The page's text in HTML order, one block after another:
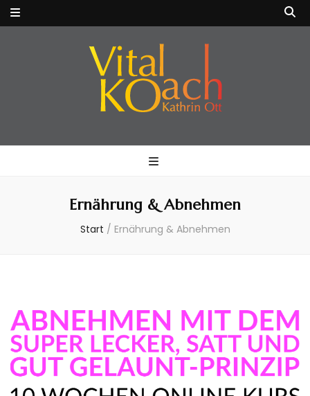
VitalKOach
Kathrin Ott
Ernährung & Abnehmen
Start / Ernährung & Abnehmen